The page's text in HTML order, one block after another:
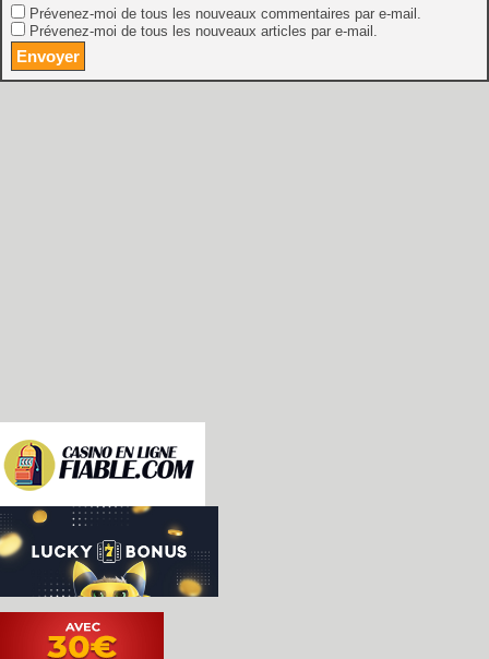
Prévenez-moi de tous les nouveaux commentaires par e-mail.
Prévenez-moi de tous les nouveaux articles par e-mail.